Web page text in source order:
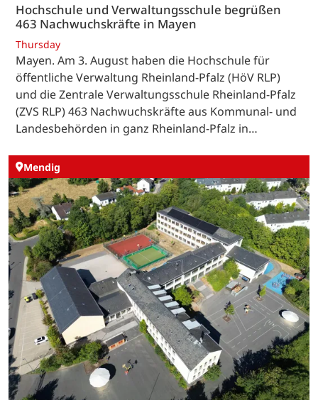
Hochschule und Verwaltungsschule begrüßen
463 Nachwuchskräfte in Mayen
Thursday
Mayen. Am 3. August haben die Hochschule für
öffentliche Verwaltung Rheinland-Pfalz (HöV RLP)
und die Zentrale Verwaltungsschule Rheinland-Pfalz
(ZVS RLP) 463 Nachwuchskräfte aus Kommunal- und
Landesbehörden in ganz Rheinland-Pfalz in…
Mendig